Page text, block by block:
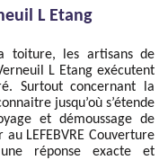
L Etang
toiture, les artisans de
L Etang exécutent
Surtout concernant la
jusqu’où s’étende
et démoussage de
LEFEBVRE Couverture
réponse exacte et